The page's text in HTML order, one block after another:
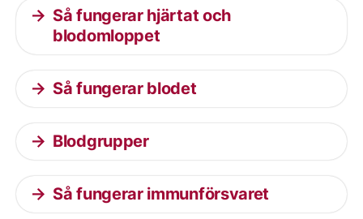
Så fungerar hjärtat och
blodomloppet
Så fungerar blodet
Blodgrupper
Så fungerar immunförsvaret